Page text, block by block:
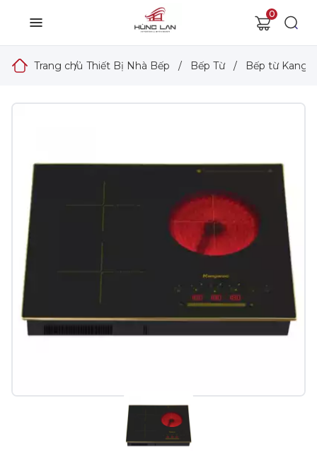
0
Trang chủ
/ Thiết Bị Nhà Bếp / Bếp Từ / Bếp từ